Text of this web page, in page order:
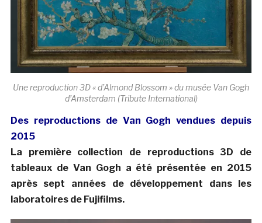
Une reproduction 3D « d’Almond Blossom » du musée Van Gogh
d’Amsterdam (Tribute International)
Des reproductions de Van Gogh vendues depuis
2015
La première collection de reproductions 3D de
tableaux de Van Gogh a été présentée en 2015
après sept années de développement dans les
laboratoires de Fujifilms.